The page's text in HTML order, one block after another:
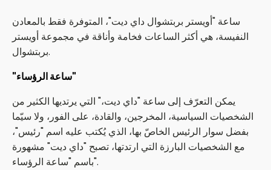
ساعة "أويستر بربتشوال داي ديت"، المتوفرة فقط بالمعادن
النفيسة، هي أكثر الساعات فخامة وأناقة في مجموعة أويستر
بربتشوال.
"ساعة الرؤساء"
يمكن التعرّف إلى ساعة "داي ديت،" التي يرتديها الكثير من
الشخصيات السياسية، المخرجين، والقادة، على الفور، ولا سيّما
بفضل سوار الرئيس الخاصّ بها، الذي يُكتب عليه اسم "رئيس"،
مع الشخصيات البارزة التي ارتدتها، تصبح "داي ديت" مشهورة
باسم "ساعة الرؤساء".